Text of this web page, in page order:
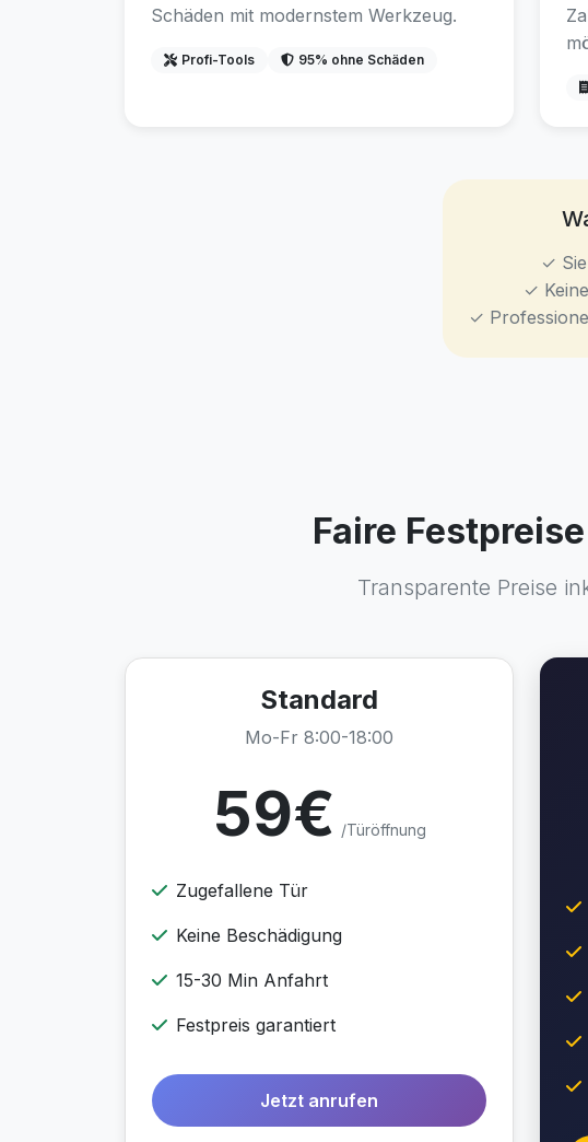
Schäden mit modernstem Werkzeug.
Profi-Tools 95% ohne Schäden
✓
✓
✓
Faire
Transparente Preise
Standard
Mo-Fr 8:00-18:00
59€ /Türöffnung
Zugefallene Tür
Keine Beschädigung
15-30 Min Anfahrt
Festpreis garantiert
Jetzt anrufen